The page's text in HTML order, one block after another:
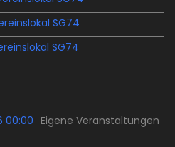
SG74
SG74
00:00 Eigene Veranstaltungen